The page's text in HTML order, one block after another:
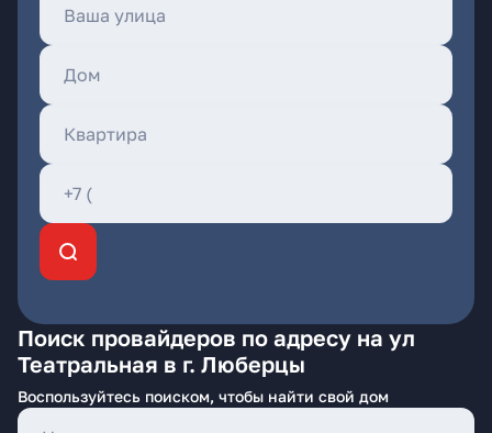
Поиск провайдеров по адресу на ул
Театральная в г. Люберцы
Воспользуйтесь поиском, чтобы найти свой дом